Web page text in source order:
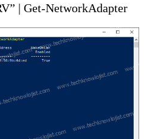
| Get-NetworkAdapter